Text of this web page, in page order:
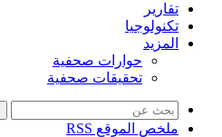
تقارير
تكنولوجيا
المزيد
حوارات صحفية
تحقيقات صحفية
ملخص الموقع RSS